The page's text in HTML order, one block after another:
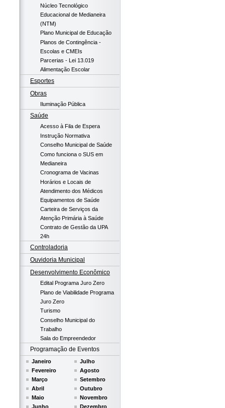
Núcleo Tecnológico
Educacional de Medianeira
(NTM)
Plano Municipal de Educação
Planos de Contingência -
Escolas e CMEIs
Parcerias - Lei 13.019
Alimentação Escolar
Esportes
Obras
Iluminação Pública
Saúde
Acesso à Fila de Espera
Instrução Normativa
Conselho Municipal de Saúde
Como funciona o SUS em
Medianeira
Cronograma de Vacinas
Horários e Locais de
Atendimento dos Médicos
Equipamentos de Saúde
Carteira de Serviços da
Atenção Primária à Saúde
Contrato de Gestão da UPA
24h
Controladoria
Ouvidoria Municipal
Desenvolvimento Econômico
Edital Programa Juro Zero
Plano de Viabilidade Programa
Juro Zero
Turismo
Conselho Municipal do
Trabalho
Sala do Empreendedor
Programação de Eventos
Janeiro
Fevereiro
Março
Abril
Maio
Junho
Julho
Agosto
Setembro
Outubro
Novembro
Dezembro